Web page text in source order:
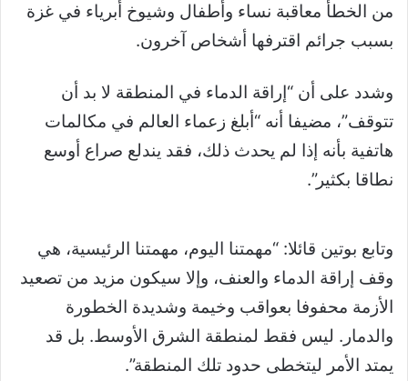
من الخطأ معاقبة نساء وأطفال وشيوخ أبرياء في غزة
بسبب جرائم اقترفها أشخاص آخرون.
وشدد على أن “إراقة الدماء في المنطقة لا بد أن
تتوقف”، مضيفا أنه “أبلغ زعماء العالم في مكالمات
هاتفية بأنه إذا لم يحدث ذلك، فقد يندلع صراع أوسع
نطاقا بكثير”.
وتابع بوتين قائلا: “مهمتنا اليوم، مهمتنا الرئيسية، هي
وقف إراقة الدماء والعنف، وإلا سيكون مزيد من تصعيد
الأزمة محفوفا بعواقب وخيمة وشديدة الخطورة
والدمار. ليس فقط لمنطقة الشرق الأوسط. بل قد
يمتد الأمر ليتخطى حدود تلك المنطقة”.